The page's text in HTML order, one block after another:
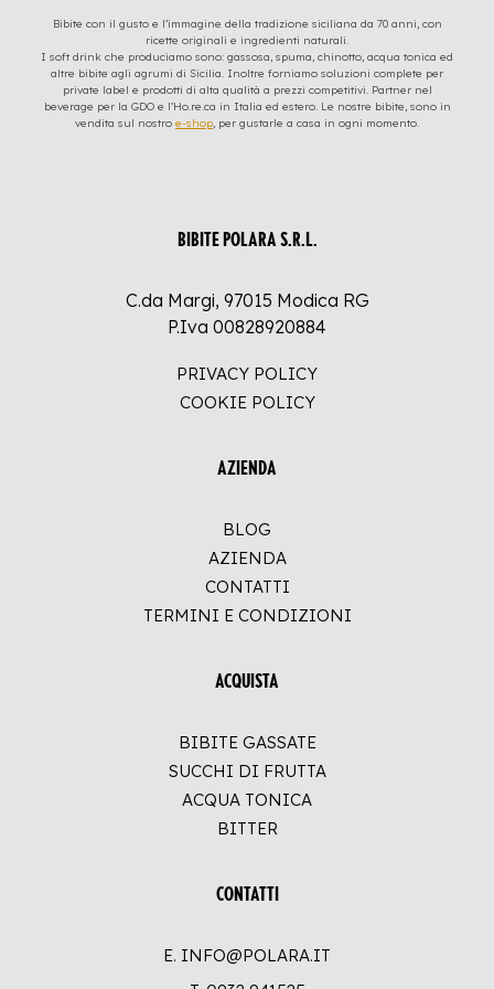
Bibite con il gusto e l’immagine della tradizione siciliana da 70 anni, con
ricette originali e ingredienti naturali.
I soft drink che produciamo sono: gassosa, spuma, chinotto, acqua tonica ed
altre bibite agli agrumi di Sicilia. Inoltre forniamo soluzioni complete per
private label e prodotti di alta qualità a prezzi competitivi. Partner nel
beverage per la GDO e l’Ho.re.ca in Italia ed estero. Le nostre bibite, sono in
vendita sul nostro e-shop, per gustarle a casa in ogni momento.
BIBITE POLARA S.R.L.
C.da Margi, 97015 Modica RG
P.Iva 00828920884
PRIVACY POLICY
COOKIE POLICY
AZIENDA
BLOG
AZIENDA
CONTATTI
TERMINI E CONDIZIONI
ACQUISTA
BIBITE GASSATE
SUCCHI DI FRUTTA
ACQUA TONICA
BITTER
CONTATTI
E. INFO@POLARA.IT